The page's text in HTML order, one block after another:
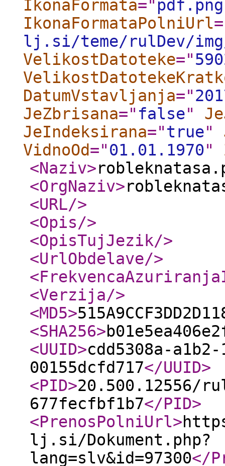
IkonaFormata=" pdf.png
IkonaFormataPolniUrl
lj.si/teme/rulDev/
VelikostDatoteke="
DatumVstavljanja="
JeZbrisana=" false"
JeIndeksirana="true"
VidnoOd="01.01.1970"
<Naziv>
<OrgNaziv>
<URL/>
<Opis/>
<OpisTujJezik/>
<UrlObdelave/>
<Verzija/>
<MD5>
<SHA256>
<UUID>cdd5308a-
00155dcfd717</UUID>
<PID>20.500.12556/
677fecfbf1b7</PID>
<PrenosPolniUrl>
lj.si/Dokument.php?
lang=slv&id=97300</